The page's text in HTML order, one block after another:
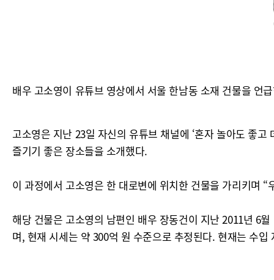
배우 고소영이 유튜브 영상에서 서울 한남동 소재 건물을 언
고소영은 지난 23일 자신의 유튜브 채널에 ‘혼자 놀아도 좋
즐기기 좋은 장소들을 소개했다.
이 과정에서 고소영은 한 대로변에 위치한 건물을 가리키며
해당 건물은 고소영의 남편인 배우 장동건이 지난 2011년 6
며, 현재 시세는 약 300억 원 수준으로 추정된다. 현재는 수